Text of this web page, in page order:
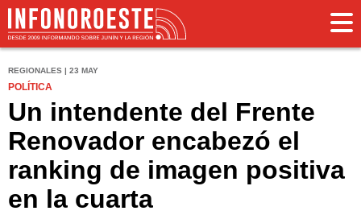
REGIONALES | 23 MAY
POLÍTICA
Un intendente del Frente
Renovador encabezó el
ranking de imagen positiva
en la cuarta